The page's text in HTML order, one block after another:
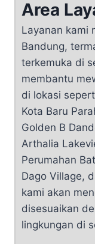
Area
Layanan kami
Bandung,
terkemuka di
membantu
di lokasi
Kota Baru
Golden B
Arthalia
Perumahan
Dago Village,
kami akan
disesuaikan
lingkungan di